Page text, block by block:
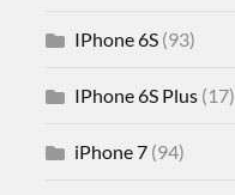
IPhone 6S (93)
IPhone 6S Plus (17)
iPhone 7 (94)